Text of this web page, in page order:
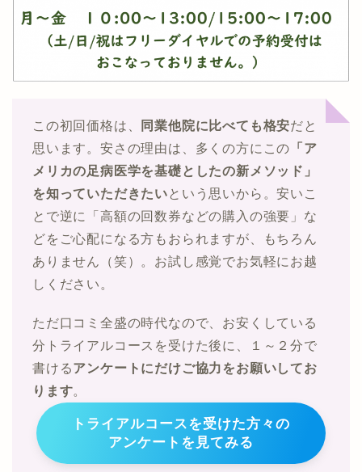
この初回価格は、 同業他院に比べても格安だと
思います。安さの理由は、多くの方にこの 「ア
メリカの足病医学を基礎としたの新メソッド」
を知っていただきたい という思いから。安いこ
とで逆に「高額の回数券などの購入の強要」な
どをご心配になる方もおられますが、もちろん
ありません（笑）。お試し感覚でお気軽にお越
しください。
ただ口コミ全盛の時代なので、お安くしている
分トライアルコースを受けた後に、１～２分で
書けるアンケートにだけご協力をお願いしてお
ります。
トライアルコースを受けた方々の
アンケートを見てみる